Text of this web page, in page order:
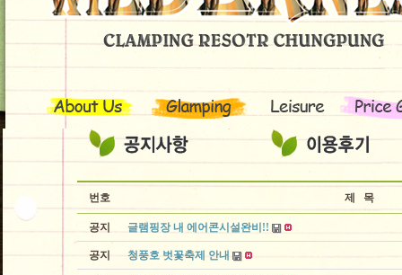
번호 제 목
공지 글램핑장 내 에어콘시설완비!!
공지 청풍호 벗꽃축제 안내